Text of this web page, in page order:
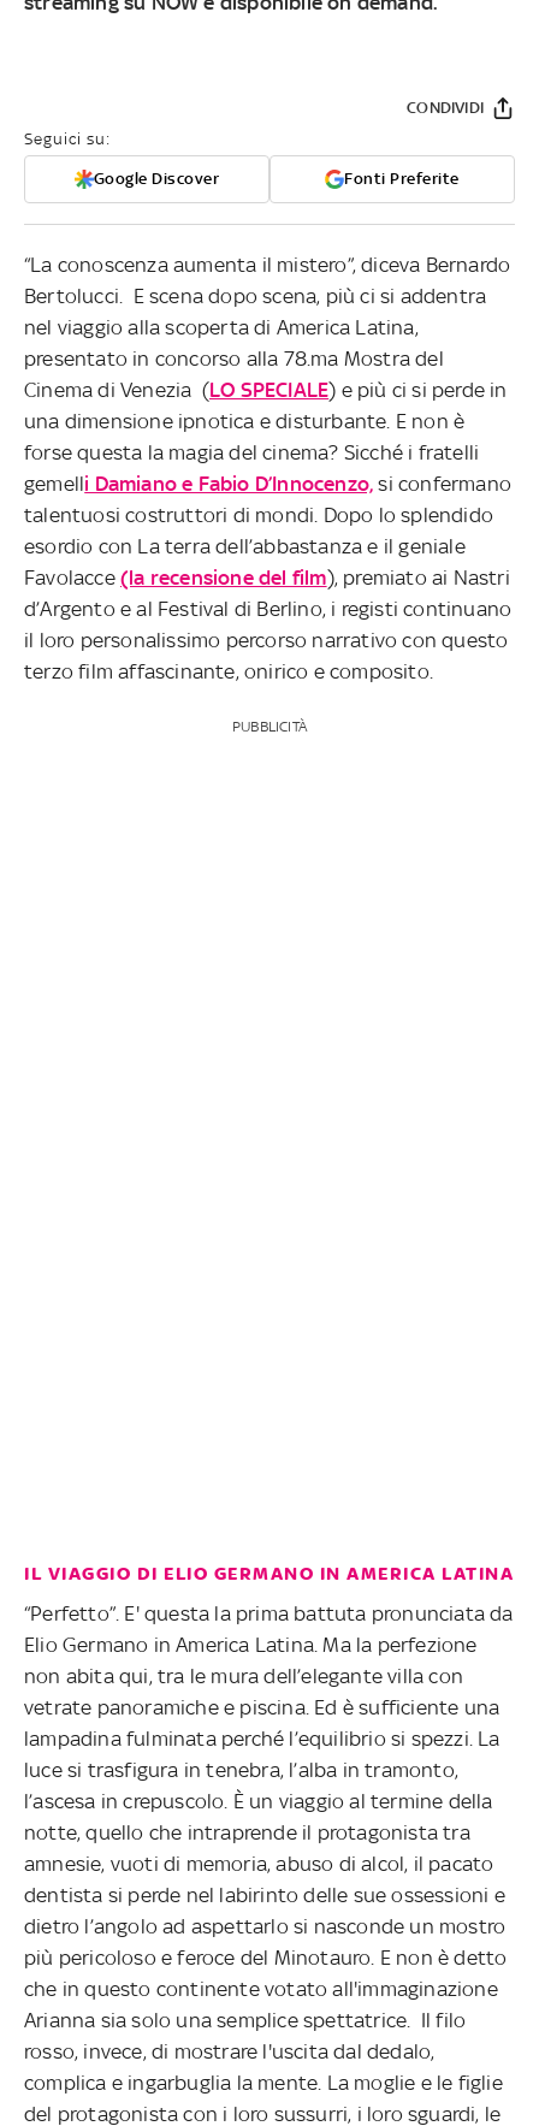
Seguici su:
Google Discover Fonti Preferite
CONDIVIDI
“La conoscenza aumenta il mistero”, diceva Bernardo
Bertolucci. E scena dopo scena, più ci si addentra
nel viaggio alla scoperta di America Latina,
presentato in concorso alla 78.ma Mostra del
Cinema di Venezia (LO SPECIALE) e più ci si perde in
una dimensione ipnotica e disturbante. E non è
forse questa la magia del cinema? Sicché i fratelli
gemelli Damiano e Fabio D’Innocenzo, si confermano
talentuosi costruttori di mondi. Dopo lo splendido
esordio con La terra dell’abbastanza e il geniale
Favolacce (la recensione del film), premiato ai Nastri
d’Argento e al Festival di Berlino, i registi continuano
il loro personalissimo percorso narrativo con questo
terzo film affascinante, onirico e composito.
PUBBLICITÀ
IL VIAGGIO DI ELIO GERMANO IN AMERICA LATINA
“Perfetto”. E' questa la prima battuta pronunciata da
Elio Germano in America Latina. Ma la perfezione
non abita qui, tra le mura dell’elegante villa con
vetrate panoramiche e piscina. Ed è sufficiente una
lampadina fulminata perché l’equilibrio si spezzi. La
luce si trasfigura in tenebra, l’alba in tramonto,
l’ascesa in crepuscolo. È un viaggio al termine della
notte, quello che intraprende il protagonista tra
amnesie, vuoti di memoria, abuso di alcol, il pacato
dentista si perde nel labirinto delle sue ossessioni e
dietro l’angolo ad aspettarlo si nasconde un mostro
più pericoloso e feroce del Minotauro. E non è detto
che in questo continente votato all'immaginazione
Arianna sia solo una semplice spettatrice. Il filo
rosso, invece, di mostrare l'uscita dal dedalo,
complica e ingarbuglia la mente. La moglie e le figlie
del protagonista con i loro sussurri, i loro sguardi, le